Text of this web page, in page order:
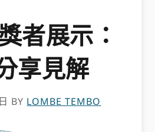
者展示：
享見解
BY LOMBE TEMBO